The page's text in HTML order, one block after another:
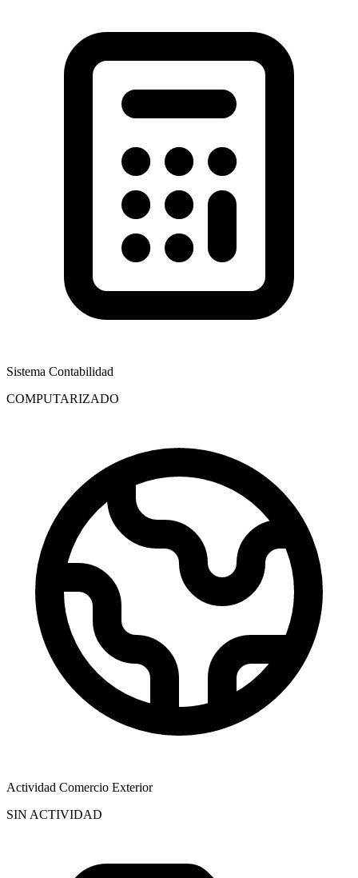
Sistema Contabilidad
COMPUTARIZADO
Actividad Comercio Exterior
SIN ACTIVIDAD